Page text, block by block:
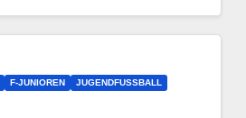
F-JUNIOREN
JUGENDFUSSBALL